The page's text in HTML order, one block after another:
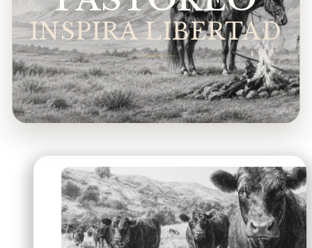
INSPIRA LIBERTAD